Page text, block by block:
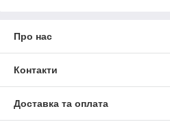
Про нас
Контакти
Доставка та оплата